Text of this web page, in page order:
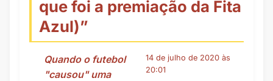
que foi a premiação da Fita
Azul)”
Quando o futebol
"causou" uma
14 de julho de 2020 às
20:01